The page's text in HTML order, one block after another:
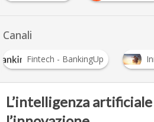
Canali
Fintech - BankingUp
L’intelligenza